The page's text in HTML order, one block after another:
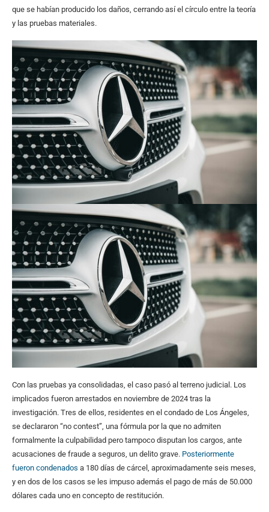
que se habían producido los daños, cerrando así el círculo entre la teoría
y las pruebas materiales.
Con las pruebas ya consolidadas, el caso pasó al terreno judicial. Los
implicados fueron arrestados en noviembre de 2024 tras la
investigación. Tres de ellos, residentes en el condado de Los Ángeles,
se declararon “no contest”, una fórmula por la que no admiten
formalmente la culpabilidad pero tampoco disputan los cargos, ante
acusaciones de fraude a seguros, un delito grave. Posteriormente
fueron condenados a 180 días de cárcel, aproximadamente seis meses,
y en dos de los casos se les impuso además el pago de más de 50.000
dólares cada uno en concepto de restitución.